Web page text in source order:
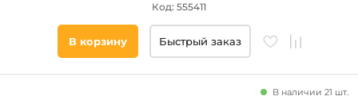
Код: 555411
В корзину Быстрый заказ
В наличии 21 шт.